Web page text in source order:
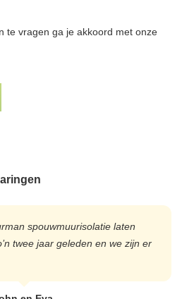
te vragen ga je akkoord met onze
spouwmuurisolatie laten
twee jaar geleden en we zijn er